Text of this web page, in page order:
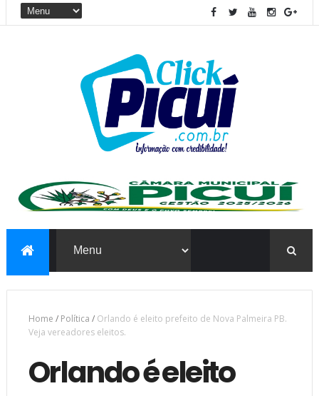
Home / Política / Orlando é eleito prefeito de Nova Palmeira PB.
Veja vereadores eleitos.
Orlando é eleito